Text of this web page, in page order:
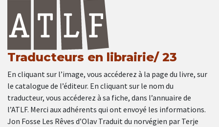
Traducteurs en librairie/ 23
En cliquant sur l’image, vous accéderez à la page du livre, sur
le catalogue de l’éditeur. En cliquant sur le nom du
traducteur, vous accéderez à sa fiche, dans l’annuaire de
l’ATLF. Merci aux adhérents qui ont envoyé les informations.
Jon Fosse Les Rêves d’Olav Traduit du norvégien par Terje